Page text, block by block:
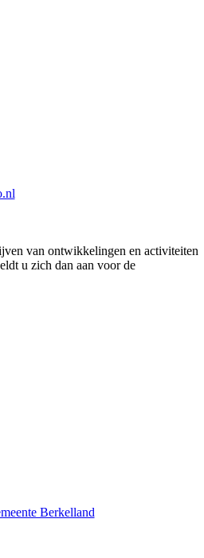
van ontwikkelingen en activiteiten
u zich dan aan voor de
Berkelland